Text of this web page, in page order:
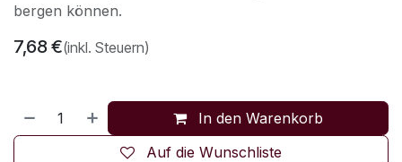
bergen können.
7,68€(inkl. Steuern)
In den Warenkorb
Auf die Wunschliste